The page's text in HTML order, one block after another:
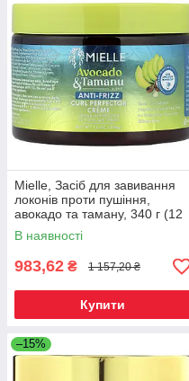
Mielle, Засіб для завивання
локонів проти пушіння,
авокадо та таману, 340 г (12
унцій), Київ
В наявності
983,62 ₴ 1 157,20 ₴
Купити
–15%